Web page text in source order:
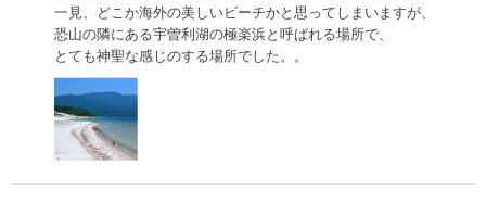
一見、どこか海外の美しいビーチかと思ってしまいますが、
恐山の隣にある宇曽利湖の極楽浜と呼ばれる場所で、
とても神聖な感じのする場所でした。。